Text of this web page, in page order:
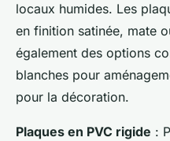
locaux humides. Les
en finition satinée, mate
également des options
blanches pour
pour la décoration.
Plaques en PVC rigide :